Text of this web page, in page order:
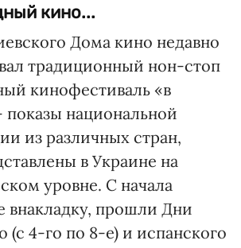
кино...
Дома кино недавно
традиционный нон-стоп
кинофестиваль «в
показы национальной
из различных стран,
в Украине на
уровне. С начала
внакладку, прошли Дни
(с 4-го по 8-е) и испанского